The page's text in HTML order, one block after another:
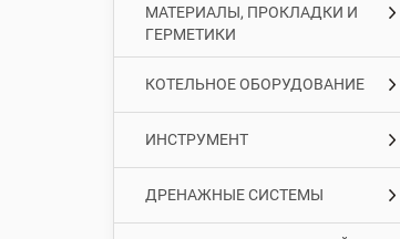
МАТЕРИАЛЫ, ПРОКЛАДКИ И
ГЕРМЕТИКИ
КОТЕЛЬНОЕ ОБОРУДОВАНИЕ
ИНСТРУМЕНТ
ДРЕНАЖНЫЕ СИСТЕМЫ